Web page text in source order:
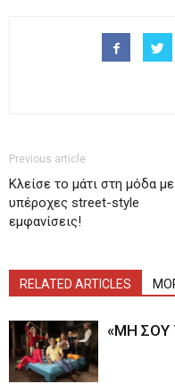
Previous article
Κλείσε το μάτι στη μόδα με
υπέροχες street-style
εμφανίσεις!
RELATED ARTICLES
«ΜΗ ΣΟΥ